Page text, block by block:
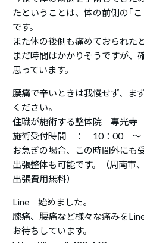
たということは、体の前側の｢
です。
また体の後側も痛めておられた
まだ時間はかかりそうですが、
思っています。
腰痛で辛いときは我慢せず、ま
ください。
住職が施術する整体院 專光寺
施術受付時間 ： 10：00
お急ぎの場合、この時間外にも
出張整体も可能です。（周南市
出張費用無料）
Line 始めました。
膝痛、腰痛など様々な痛みを
お待ちしています。